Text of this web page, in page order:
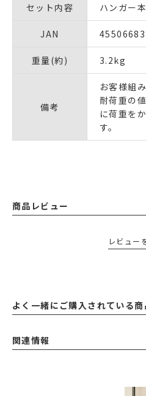
セット内容 ハンガー
JAN
重量(約) 3.2kg
備考
お客様組
耐荷重の
に荷重を
す。
商品レビュー
レビュー
よく一緒にご購入されている商
関連情報